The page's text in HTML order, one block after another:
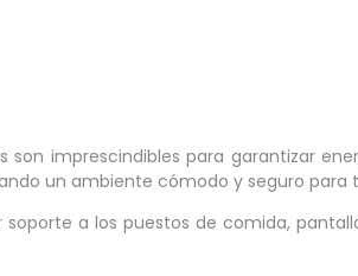
imprescindibles para garantizar
un ambiente cómodo y seguro para
a los puestos de comida,